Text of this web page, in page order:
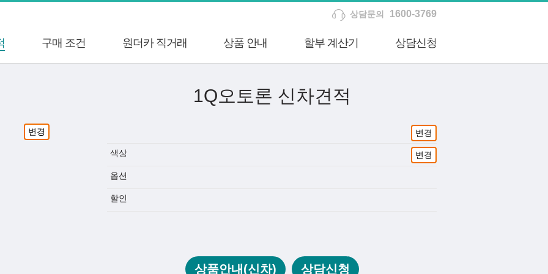
상담문의 1600-3769
구매 조건 원더카 직거래 상품 안내 할부 계산기 상담신청
1Q오토론 신차견적
변경 변경
색상 변경
옵션
할인
상품안내(신차) 상담신청